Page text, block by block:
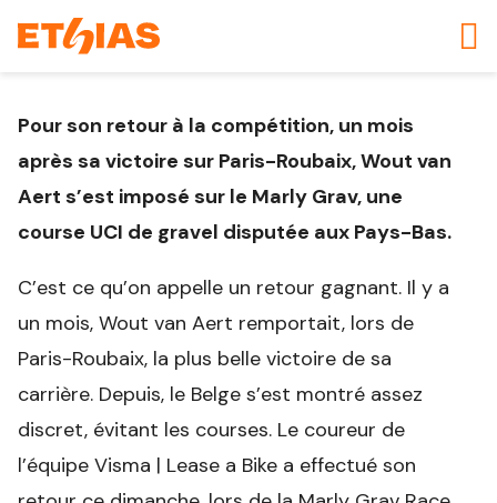
Pour son retour à la compétition, un mois
après sa victoire sur Paris-Roubaix, Wout van
Aert s’est imposé sur le Marly Grav, une
course UCI de gravel disputée aux Pays-Bas.
C’est ce qu’on appelle un retour gagnant. Il y a
un mois, Wout van Aert remportait, lors de
Paris-Roubaix, la plus belle victoire de sa
carrière. Depuis, le Belge s’est montré assez
discret, évitant les courses. Le coureur de
l’équipe Visma | Lease a Bike a effectué son